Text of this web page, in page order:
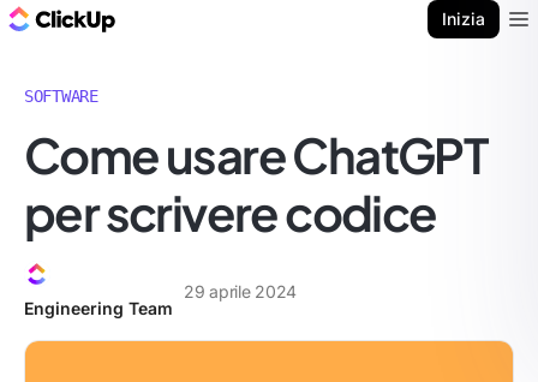
Inizia
SOFTWARE
Come usare ChatGPT
per scrivere codice
Engineering Team
29 aprile 2024